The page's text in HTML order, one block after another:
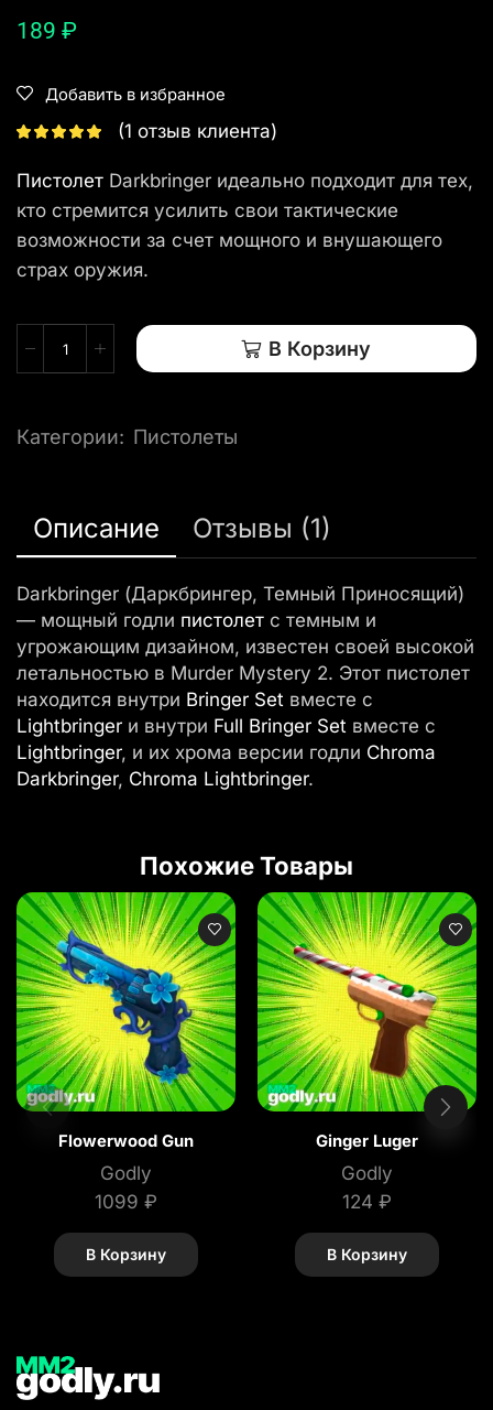
189 ₽
Добавить в избранное
(1 отзыв клиента)
Пистолет Darkbringer идеально подходит для тех,
кто стремится усилить свои тактические
возможности за счет мощного и внушающего
страх оружия.
В Корзину
Категории: Пистолеты
Описание Отзывы (1)
Darkbringer (Даркбрингер, Темный Приносящий)
— мощный годли пистолет с темным и
угрожающим дизайном, известен своей высокой
летальностью в Murder Mystery 2. Этот пистолет
находится внутри Bringer Set вместе с
Lightbringer и внутри Full Bringer Set вместе с
Lightbringer, и их хрома версии годли Chroma
Darkbringer, Chroma Lightbringer.
Похожие Товары
Flowerwood Gun
Godly
1099 ₽
В Корзину
Ginger Luger
Godly
124 ₽
В Корзину